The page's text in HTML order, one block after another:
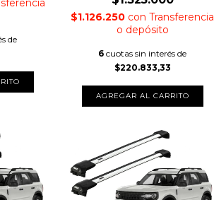
de
$1.126.250 con Transferencia
o depósito
6 cuotas sin interés de
$220.833,33